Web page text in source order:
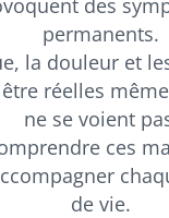
permanents.
la douleur et
réelles
ne se voient
ces
de vie.